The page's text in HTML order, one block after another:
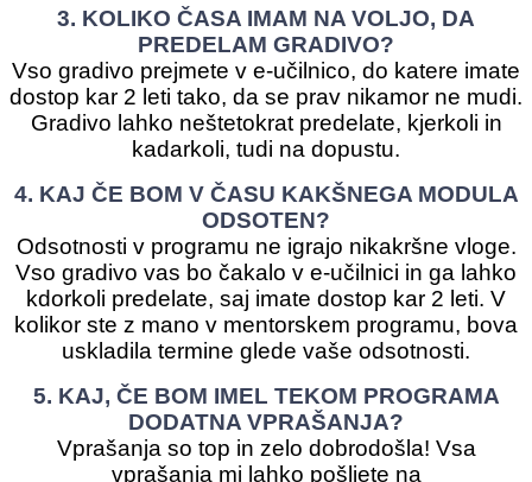
3. KOLIKO ČASA IMAM NA VOLJO, DA
PREDELAM GRADIVO?
Vso gradivo prejmete v e-učilnico, do katere imate
dostop kar 2 leti tako, da se prav nikamor ne mudi.
Gradivo lahko neštetokrat predelate, kjerkoli in
kadarkoli, tudi na dopustu.
4. KAJ ČE BOM V ČASU KAKŠNEGA MODULA
ODSOTEN?
Odsotnosti v programu ne igrajo nikakršne vloge.
Vso gradivo vas bo čakalo v e-učilnici in ga lahko
kdorkoli predelate, saj imate dostop kar 2 leti. V
kolikor ste z mano v mentorskem programu, bova
uskladila termine glede vaše odsotnosti.
5. KAJ, ČE BOM IMEL TEKOM PROGRAMA
DODATNA VPRAŠANJA?
Vprašanja so top in zelo dobrodošla! Vsa
vprašanja mi lahko pošljete na